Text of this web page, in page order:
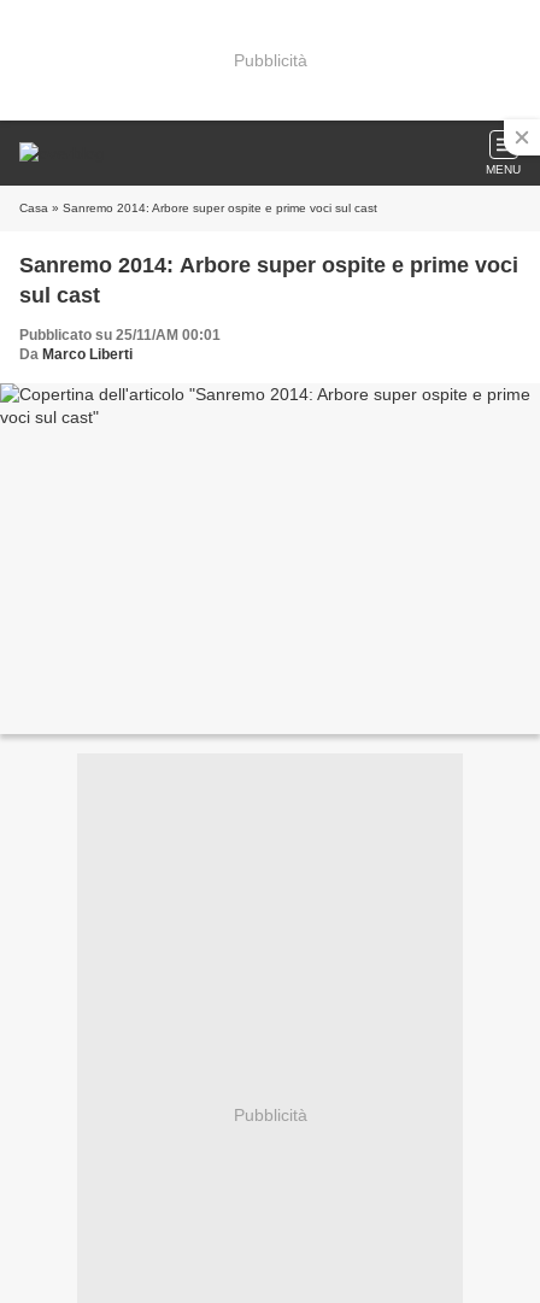
Pubblicità
MENU
Casa » Sanremo 2014: Arbore super ospite e prime voci sul cast
Sanremo 2014: Arbore super ospite e prime voci
sul cast
Pubblicato su 25/11/AM 00:01
Da Marco Liberti
Pubblicità